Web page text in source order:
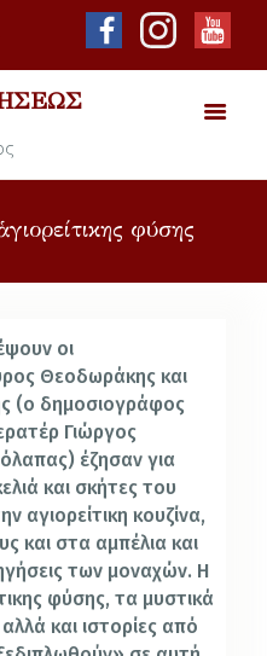
φύσης
οι
Θεοδωράκης και
(ο δημοσιογράφος
Γιώργος
έζησαν για
και σκήτες του
αγιορείτικη κουζίνα,
και στα αμπέλια και
των μοναχών. Η
φύσης, τα μυστικά
και ιστορίες από